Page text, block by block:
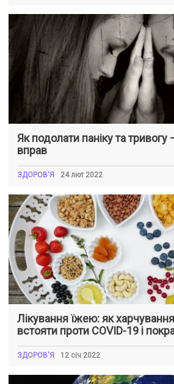
Як подолати паніку та
вправ
ЗДОРОВ'Я 24 лют 2022
Лікування їжею: як
встояти проти COVID-19 і
ЗДОРОВ'Я 12 січ 2022